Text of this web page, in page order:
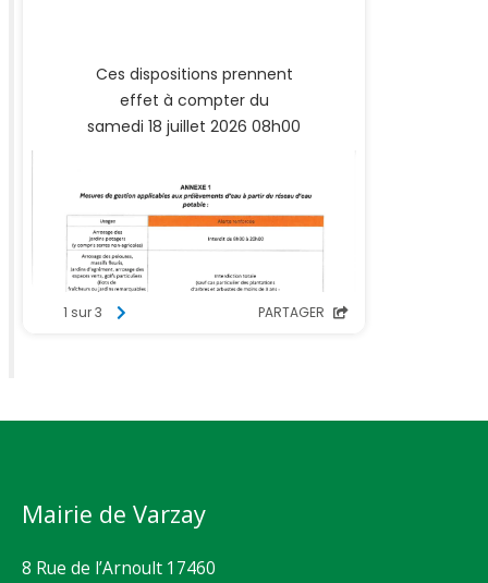
Mairie de Varzay
8 Rue de l’Arnoult 17460